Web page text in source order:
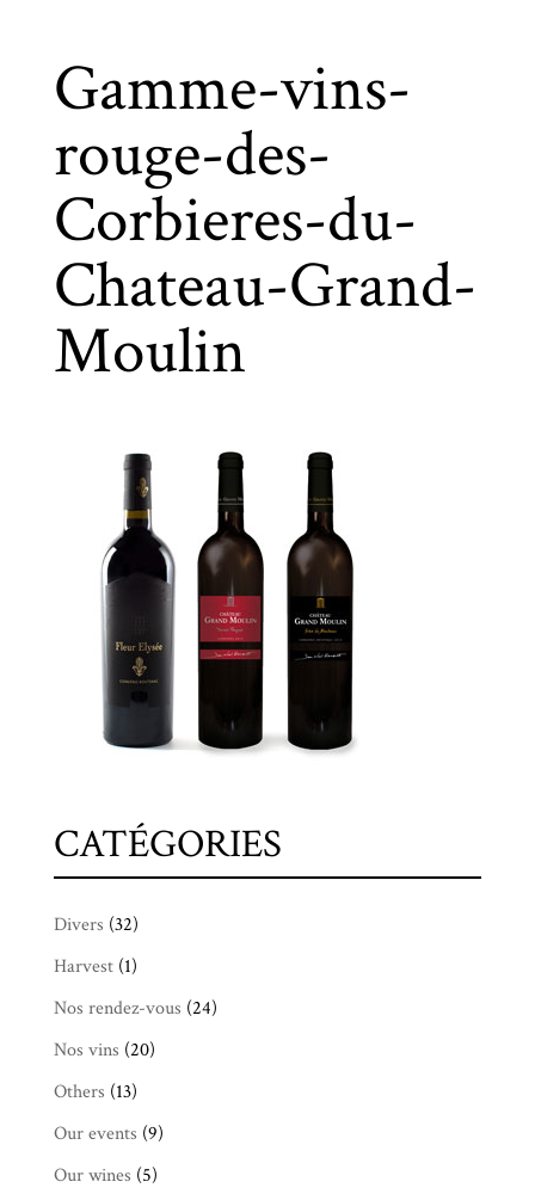
Gamme-vins-
rouge-des-
Corbieres-du-
Chateau-Grand-
Moulin
CATÉGORIES
Divers (32)
Harvest(1)
Nos rendez-vous (24)
Nos vins (20)
Others (13)
Our events (9)
Our wines (5)